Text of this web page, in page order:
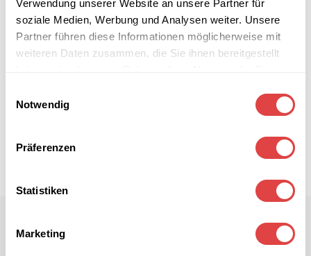
Verwendung unserer Website an unsere Partner für
soziale Medien, Werbung und Analysen weiter. Unsere
Partner führen diese Informationen möglicherweise mit
weiteren Daten zusammen, die Sie ihnen bereitgestellt
Notwendig
Präferenzen
Statistiken
Marketing